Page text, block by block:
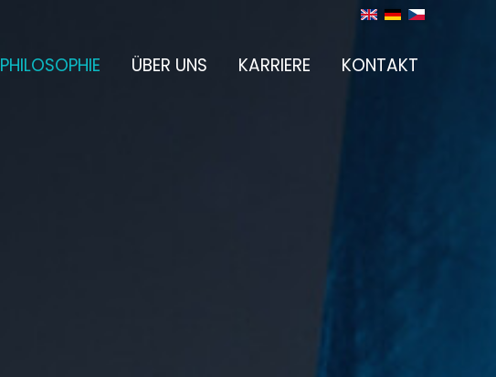
PHILOSOPHIE ÜBER UNS KARRIERE KONTAKT